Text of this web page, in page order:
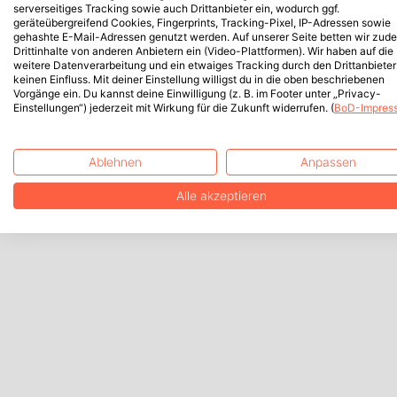
serverseitiges Tracking sowie auch Drittanbieter ein, wodurch ggf.
geräteübergreifend Cookies, Fingerprints, Tracking-Pixel, IP-Adressen sowie
gehashte E-Mail-Adressen genutzt werden. Auf unserer Seite betten wir
Drittinhalte von anderen Anbietern ein (Video-Plattformen). Wir haben auf die
weitere Datenverarbeitung und ein etwaiges Tracking durch den Drittanbieter
keinen Einfluss. Mit deiner Einstellung willigst du in die oben beschriebenen
Vorgänge ein. Du kannst deine Einwilligung (z. B. im Footer unter „Privacy-
Einstellungen“) jederzeit mit Wirkung für die Zukunft widerrufen. (BoD-
Ablehnen Anpassen
Alle akzeptieren